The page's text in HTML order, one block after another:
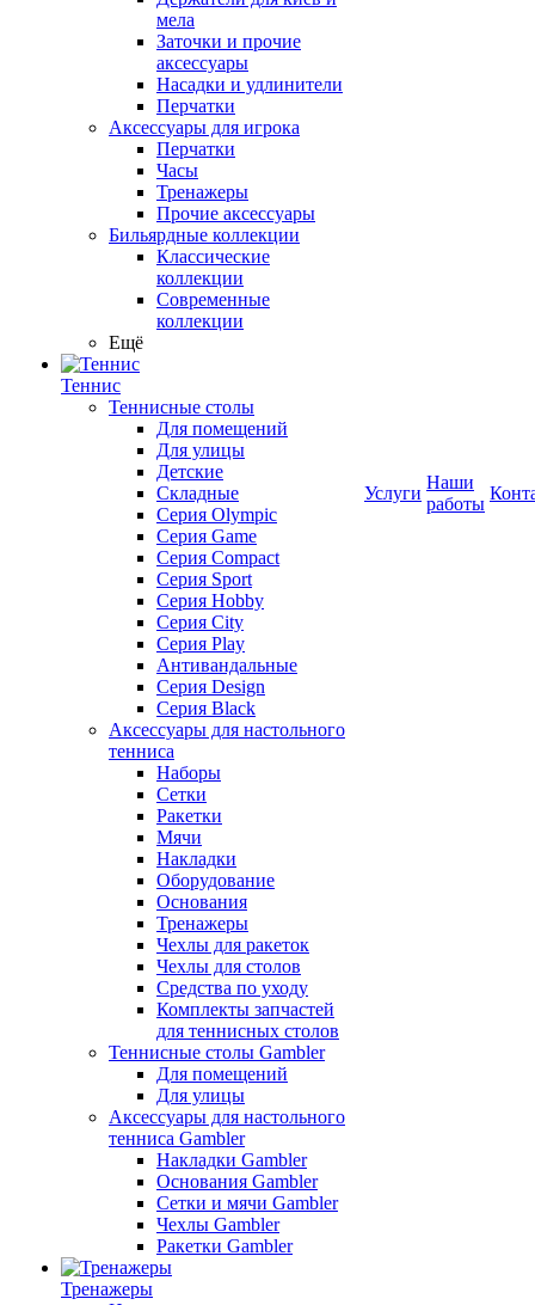
мела
Заточки и прочие
аксессуары
Насадки и удлинители
Перчатки
Аксессуары для игрока
Перчатки
Часы
Тренажеры
Прочие аксессуары
Бильярдные коллекции
Классические
коллекции
Современные
коллекции
Ещё
Теннис
Теннисные столы
Для помещений
Для улицы
Детские
Складные
Серия Olympic
Серия Game
Серия Compact
Серия Sport
Серия Hobby
Серия City
Серия Play
Антивандальные
Серия Design
Серия Black
Аксессуары для настольного
тенниса
Наборы
Сетки
Ракетки
Мячи
Накладки
Оборудование
Основания
Тренажеры
Чехлы для ракеток
Чехлы для столов
Средства по уходу
Комплекты запчастей
для теннисных столов
Теннисные столы Gambler
Для помещений
Для улицы
Аксессуары для настольного
тенниса Gambler
Накладки Gambler
Основания Gambler
Сетки и мячи Gambler
Чехлы Gambler
Ракетки Gambler
Тренажеры
Услуги
Наши
работы